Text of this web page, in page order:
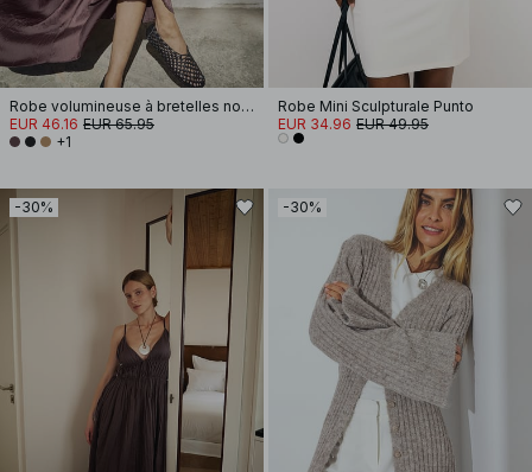
Robe volumineuse à bretelles nouées
EUR 46.16 EUR 65.95
+1
Robe Mini Sculpturale Punto
EUR 34.96 EUR 49.95
-30% -30%